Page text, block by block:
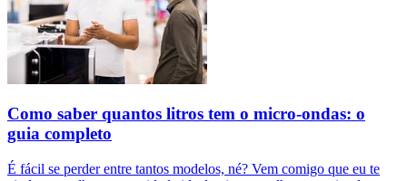
Como saber quantos litros tem o micro-ondas: o
guia completo
É fácil se perder entre tantos modelos, né? Vem comigo que eu te